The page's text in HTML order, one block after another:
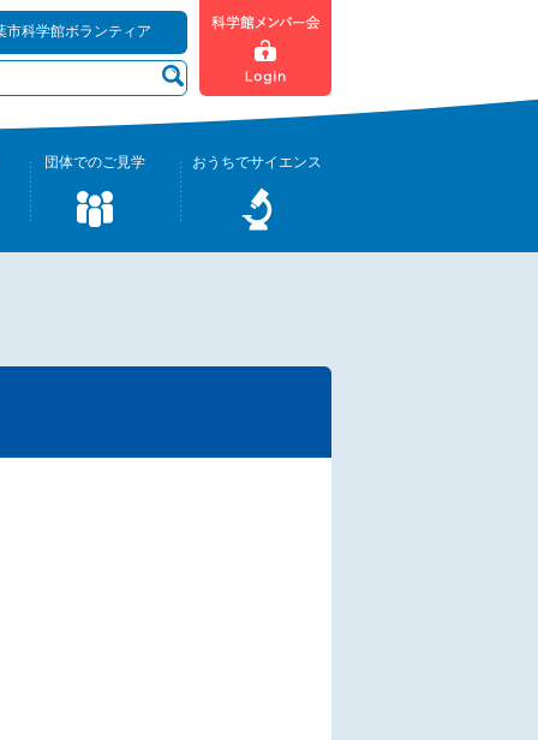
市科学館ボランティア
団体でのご見学 おうちでサイエンス